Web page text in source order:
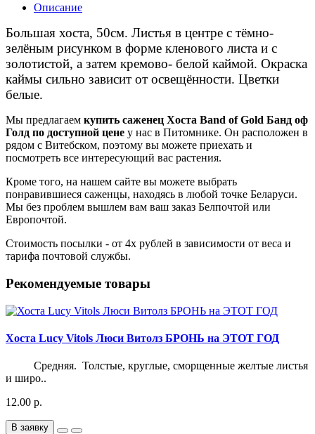
Описание
Большая хоста, 50см. Листья в центре с тёмно-
зелёным рисунком в форме кленового листа и с
золотистой, а затем кремово- белой каймой. Окраска
каймы сильно зависит от освещённости. Цветки
белые.
Мы предлагаем купить саженец Хоста Band of Gold Банд оф
Голд по доступной цене у нас в Питомнике. Он расположен в
рядом с Витебском, поэтому вы можете приехать и
посмотреть все интересующий вас растения.
Кроме того, на нашем сайте вы можете выбрать
понравившиеся саженцы, находясь в любой точке Беларуси.
Мы без проблем вышлем вам ваш заказ Белпочтой или
Европочтой.
Стоимость посылки - от 4х рублей в зависимости от веса и
тарифа почтовой службы.
Рекомендуемые товары
Хоста Lucy Vitols Люси Витолз БРОНЬ на ЭТОТ ГОД
Средняя. Толстые, круглые, сморщенные желтые листья
и широ..
12.00 р.
В заявку